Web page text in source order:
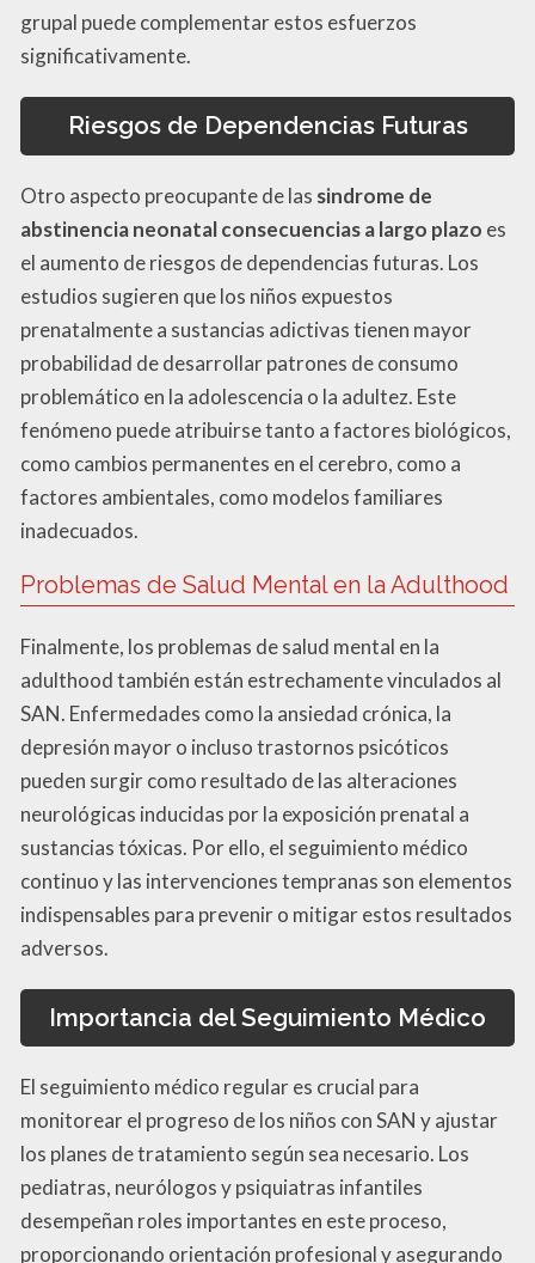
grupal puede complementar estos esfuerzos
significativamente.
Riesgos de Dependencias Futuras
Otro aspecto preocupante de las sindrome de
abstinencia neonatal consecuencias a largo plazo es
el aumento de riesgos de dependencias futuras. Los
estudios sugieren que los niños expuestos
prenatalmente a sustancias adictivas tienen mayor
probabilidad de desarrollar patrones de consumo
problemático en la adolescencia o la adultez. Este
fenómeno puede atribuirse tanto a factores biológicos,
como cambios permanentes en el cerebro, como a
factores ambientales, como modelos familiares
inadecuados.
Problemas de Salud Mental en la Adulthood
Finalmente, los problemas de salud mental en la
adulthood también están estrechamente vinculados al
SAN. Enfermedades como la ansiedad crónica, la
depresión mayor o incluso trastornos psicóticos
pueden surgir como resultado de las alteraciones
neurológicas inducidas por la exposición prenatal a
sustancias tóxicas. Por ello, el seguimiento médico
continuo y las intervenciones tempranas son elementos
indispensables para prevenir o mitigar estos resultados
adversos.
Importancia del Seguimiento Médico
El seguimiento médico regular es crucial para
monitorear el progreso de los niños con SAN y ajustar
los planes de tratamiento según sea necesario. Los
pediatras, neurólogos y psiquiatras infantiles
desempeñan roles importantes en este proceso,
proporcionando orientación profesional y asegurando